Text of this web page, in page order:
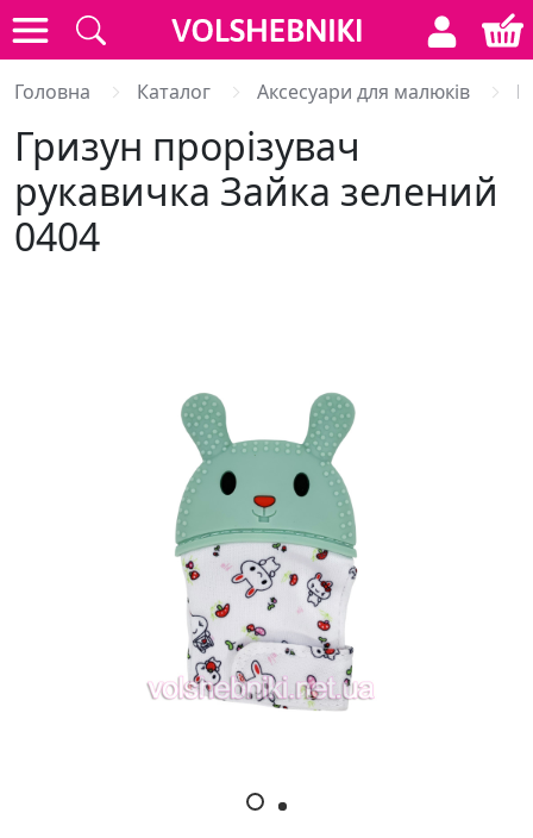
Головна Каталог Аксесуари для малюків
Гризун прорізувач
рукавичка Зайка зелений
0404